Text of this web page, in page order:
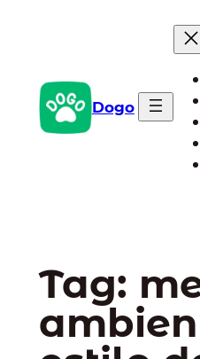
conteúdo Dogo
Tag: